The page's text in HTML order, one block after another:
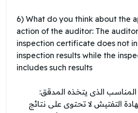
6) What do you think about the
action of the auditor: The
inspection certificate does not
inspection results while the
includes such results
الذى يتخذه المدقق:
التفتيش لا تحتوى على نتائج